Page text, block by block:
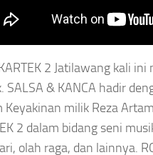
2 Jatilawang kali
SALSA & KANCA hadir
Keyakinan milik Reza
2 dalam bidang seni
olah raga, dan lainnya.